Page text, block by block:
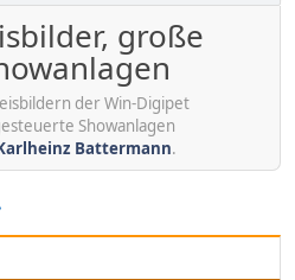
große
der Win-Digipet
Showanlagen
Battermann.